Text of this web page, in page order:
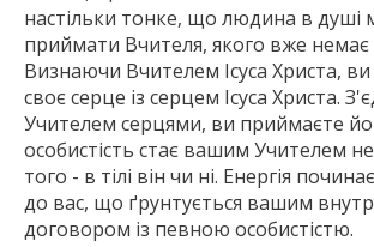
настільки тонке, що людина в душі
приймати Вчителя, якого вже немає
Визнаючи Вчителем Ісуса Христа,
своє серце із серцем Ісуса Христа.
Учителем серцями, ви приймаєте
особистість стає вашим Учителем
того - в тілі він чи ні. Енергія
до вас, що ґрунтується вашим
договором із певною особистістю.